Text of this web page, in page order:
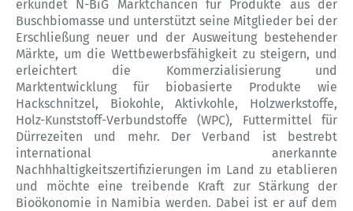
erkundet N-BiG Marktchancen für Produkte aus der
Buschbiomasse und unterstützt seine Mitglieder bei der
Erschließung neuer und der Ausweitung bestehender
Märkte, um die Wettbewerbsfähigkeit zu steigern, und
erleichtert die Kommerzialisierung und
Marktentwicklung für biobasierte Produkte wie
Hackschnitzel, Biokohle, Aktivkohle, Holzwerkstoffe,
Holz-Kunststoff-Verbundstoffe (WPC), Futtermittel für
Dürrezeiten und mehr. Der Verband ist bestrebt
international anerkannte
Nachhhaltigkeitszertifizierungen im Land zu etablieren
und möchte eine treibende Kraft zur Stärkung der
Bioökonomie in Namibia werden. Dabei ist er auf dem